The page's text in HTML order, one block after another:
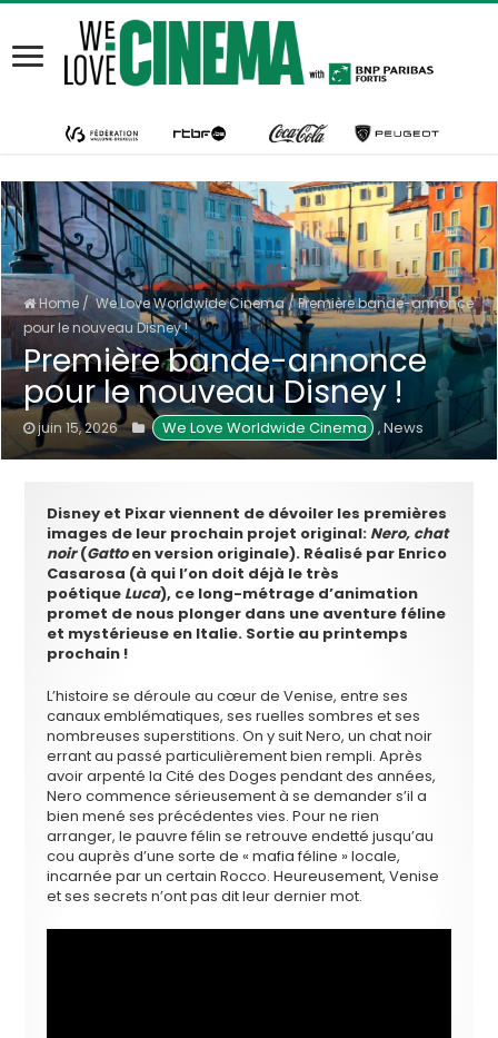
Home /We Love Worldwide Cinema/Première bande-annonce
pour le nouveau Disney !
Première bande-annonce
pour le nouveau Disney !
juin 15, 2026 We Love Worldwide Cinema ,News
Disney et Pixar viennent de dévoiler les premières
images de leur prochain projet original: Nero, chat
noir(Gattoen version originale). Réalisé par Enrico
Casarosa (à qui l’on doit déjà le très
poétique Luca), ce long-métrage d’animation
promet de nous plonger dans une aventure féline
et mystérieuse en Italie. Sortie au printemps
prochain !
L’histoire se déroule au cœur de Venise, entre ses
canaux emblématiques, ses ruelles sombres et ses
nombreuses superstitions. On y suit Nero, un chat noir
errant au passé particulièrement bien rempli. Après
avoir arpenté la Cité des Doges pendant des années,
Nero commence sérieusement à se demander s’il a
bien mené ses précédentes vies. Pour ne rien
arranger, le pauvre félin se retrouve endetté jusqu’au
cou auprès d’une sorte de « mafia féline » locale,
incarnée par un certain Rocco. Heureusement, Venise
et ses secrets n’ont pas dit leur dernier mot.